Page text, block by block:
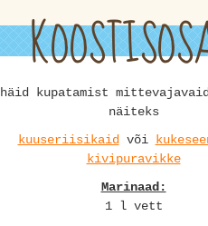
häid kupatamist
näiteks
kuuseriisikaidvõi
kivipuravikke
Marinaad:
1 l vett